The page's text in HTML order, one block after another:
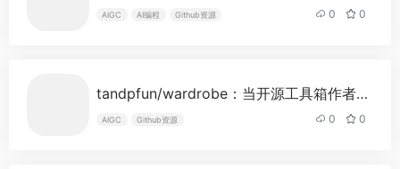
AIGC AI编程 Github资源 0 0
tandpfun/wardrobe：当开源工具箱作者做起了 AI 穿搭助手
AIGC Github资源 0 0